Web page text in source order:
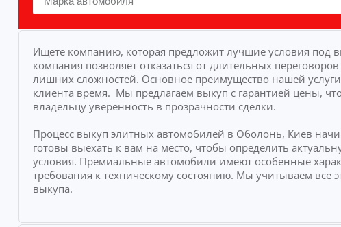
Ищете компанию, которая предложит лучшие условия под
компания позволяет отказаться от длительных
лишних сложностей. Основное преимущество нашей
клиента время. Мы предлагаем выкуп с гарантией цены,
владельцу уверенность в прозрачности сделки.
Процесс выкуп элитных автомобилей в Оболонь, Киев
готовы выехать к вам на место, чтобы определить
условия. Премиальные автомобили имеют особенные
требования к техническому состоянию. Мы учитываем
выкупа.